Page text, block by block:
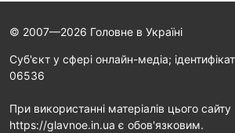
© 2007—2026 Головне в Україні
Cуб'єкт у сфері онлайн-медіа;
06536
При використанні матеріалів цього
https://glavnoe.in.ua є обов'язковим.